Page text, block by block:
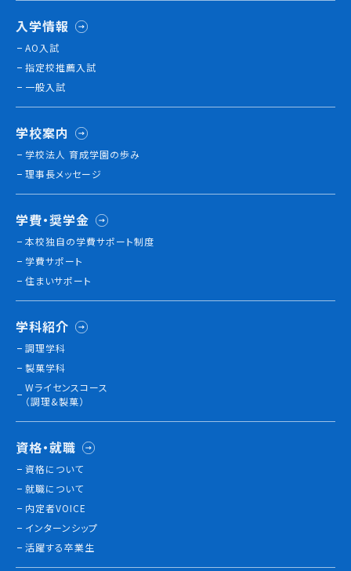
インターンシップ
活躍する卒業生
学校の特長
チャレンジプログラム
フォローアップレッスン
海外研修
施設・設備紹介
先生紹介
キャンパスライフ
学生カフェ営業インフォメーション
コックコート紹介
訪問者別
高校生の方へ
社会人・大学生・短大生の方へ
留学生の方へ(for Foreign Student)
各種証明書の申請について
企業担当者の方へ
保護者の方へ
入学情報
AO入試
指定校推薦入試
一般入試
学校案内
学校法人 育成学園の歩み
理事長メッセージ
学費・奨学金
本校独⾃の学費サポート制度
学費サポート
住まいサポート
学科紹介
調理学科
製菓学科
Wライセンスコース
（調理&製菓）
資格・就職
資格について
就職について
内定者VOICE
インターンシップ
活躍する卒業生